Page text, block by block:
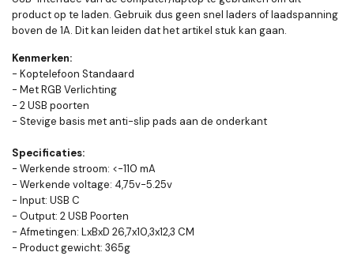
product op te laden. Gebruik dus geen snel laders of laadspanning
boven de 1A. Dit kan leiden dat het artikel stuk kan gaan.
Kenmerken:
- Koptelefoon Standaard
- Met RGB Verlichting
- 2 USB poorten
- Stevige basis met anti-slip pads aan de onderkant
Specificaties:
- Werkende stroom: <-110 mA
- Werkende voltage: 4,75v-5.25v
- Input: USB C
- Output: 2 USB Poorten
- Afmetingen: LxBxD 26,7x10,3x12,3 CM
- Product gewicht: 365g